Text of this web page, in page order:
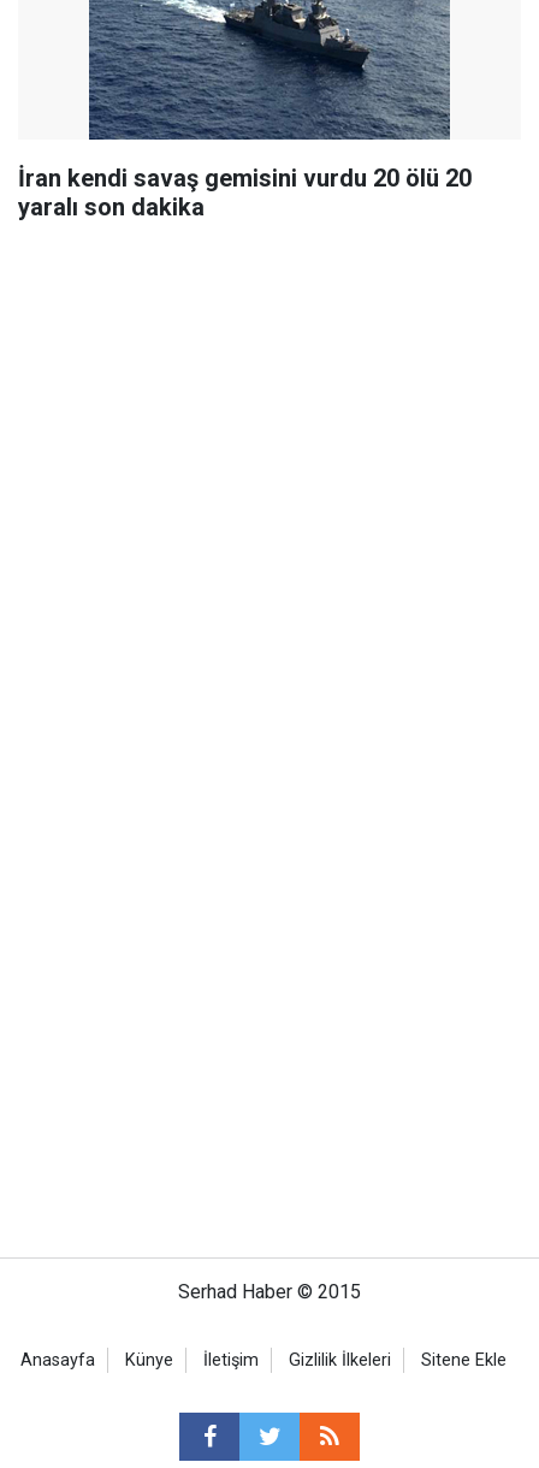
İran kendi savaş gemisini vurdu 20 ölü 20
yaralı son dakika
Serhad Haber © 2015
Anasayfa Künye İletişim Gizlilik İlkeleri Sitene Ekle